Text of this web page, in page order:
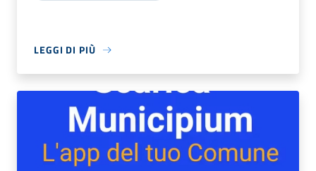
LEGGI DI PIÙ